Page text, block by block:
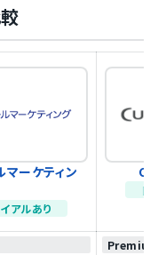
マーケティン
アルあり
ト